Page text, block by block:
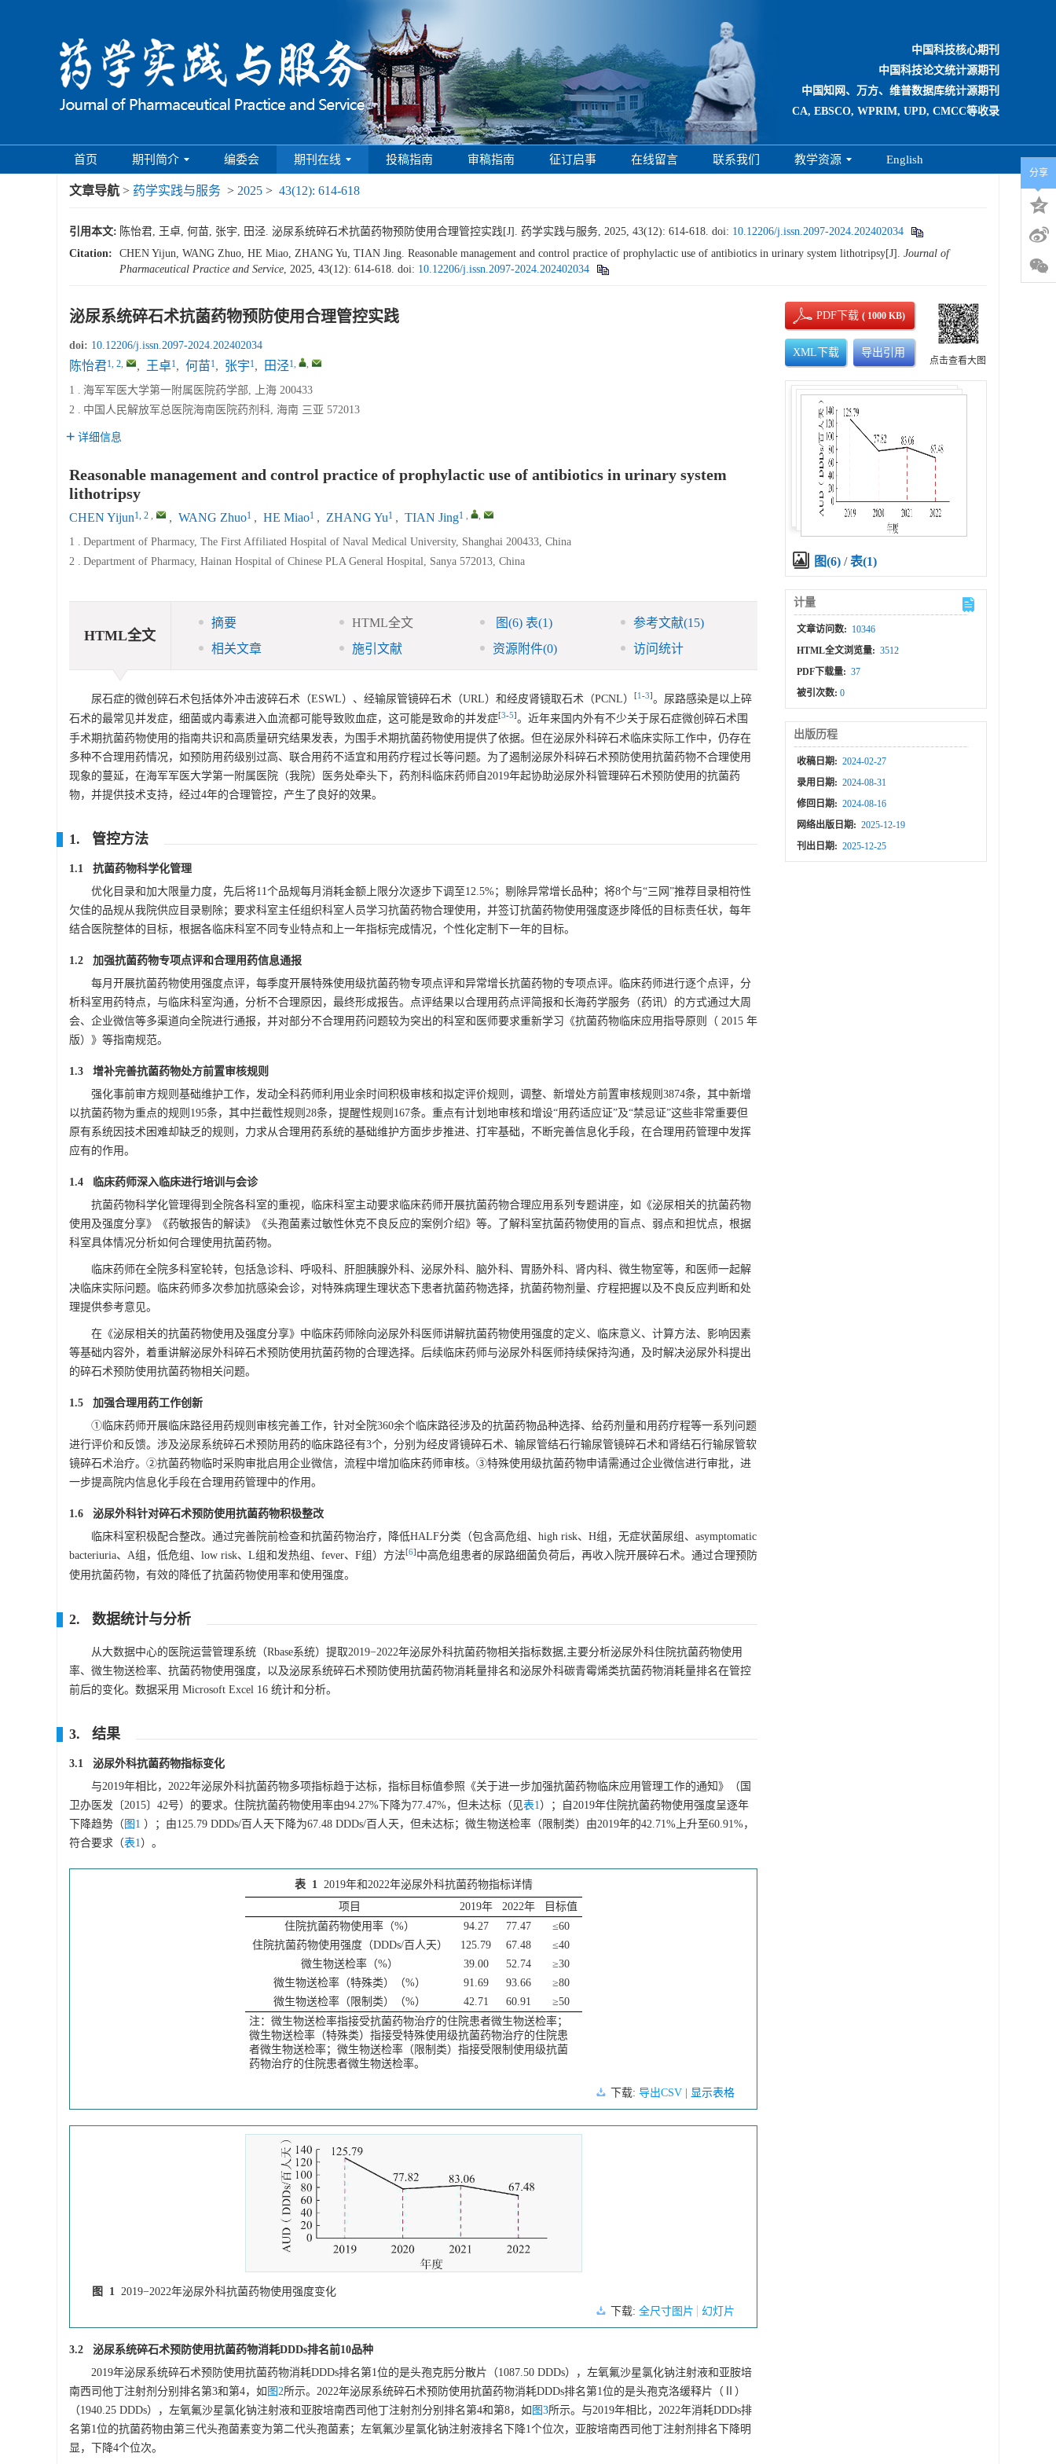
中国科技核心期刊
中国科技论文统计源期刊
中国知网、万方、维普数据库统计源期刊
CA, EBSCO, WPRIM, UPD, CMCC等收录
首页 期刊简介 编委会 期刊在线 投稿指南 审稿指南 征订启事 在线留言 联系我们 教学资源 English
文章导航 > 药学实践与服务 > 2025 > 43(12): 614-618
引用本文: 陈怡君, 王卓, 何苗, 张宇, 田泾. 泌尿系统碎石术抗菌药物预防使用合理管控实践[J]. 药学实践与服务, 2025, 43(12): 614-618. doi: 10.12206/j.issn.2097-2024.202402034
Citation:
CHEN Yijun, WANG Zhuo, HE Miao, ZHANG Yu, TIAN Jing. Reasonable management and control practice of prophylactic use of antibiotics in urinary system lithotripsy[J]. Journal of
Pharmaceutical Practice and Service, 2025, 43(12): 614-618. doi: 10.12206/j.issn.2097-2024.202402034
泌尿系统碎石术抗菌药物预防使用合理管控实践
doi: 10.12206/j.issn.2097-2024.202402034
陈怡君1, 2, , 王卓1, 何苗1, 张宇1, 田泾1, ,
1 . 海军军医大学第一附属医院药学部, 上海 200433
2 . 中国人民解放军总医院海南医院药剂科, 海南 三亚 572013
详细信息
Reasonable management and control practice of prophylactic use of antibiotics in urinary system
lithotripsy
CHEN Yijun1, 2 , , WANG Zhuo1 , HE Miao1 , ZHANG Yu1 , TIAN Jing1 , ,
1 . Department of Pharmacy, The First Affiliated Hospital of Naval Medical University, Shanghai 200433, China
2 . Department of Pharmacy, Hainan Hospital of Chinese PLA General Hospital, Sanya 572013, China
HTML全文
摘要 HTML全文 图(6) 表(1) 参考文献(15)
相关文章
施引文献 资源附件(0) 访问统计
尿石症的微创碎石术包括体外冲击波碎石术（ESWL）、经输尿管镜碎石术（URL）和经皮肾镜取石术（PCNL） [1 -3]。尿路感染是以上碎
石术的最常见并发症，细菌或内毒素进入血流都可能导致败血症，这可能是致命的并发症[3-5]。近年来国内外有不少关于尿石症微创碎石术围
手术期抗菌药物使用的指南共识和高质量研究结果发表，为围手术期抗菌药物使用提供了依据。但在泌尿外科碎石术临床实际工作中，仍存在
多种不合理用药情况，如预防用药级别过高、联合用药不适宜和用药疗程过长等问题。为了遏制泌尿外科碎石术预防使用抗菌药物不合理使用
现象的蔓延，在海军军医大学第一附属医院（我院）医务处牵头下，药剂科临床药师自2019年起协助泌尿外科管理碎石术预防使用的抗菌药
物，并提供技术支持，经过4年的合理管控，产生了良好的效果。
1. 管控方法
1.1 抗菌药物科学化管理
优化目录和加大限量力度，先后将11个品规每月消耗金额上限分次逐步下调至12.5%；剔除异常增长品种；将8个与“三网”推荐目录相符性
欠佳的品规从我院供应目录剔除；要求科室主任组织科室人员学习抗菌药物合理使用，并签订抗菌药物使用强度逐步降低的目标责任状，每年
结合医院整体的目标，根据各临床科室不同专业特点和上一年指标完成情况，个性化定制下一年的目标。
1.2 加强抗菌药物专项点评和合理用药信息通报
每月开展抗菌药物使用强度点评，每季度开展特殊使用级抗菌药物专项点评和异常增长抗菌药物的专项点评。临床药师进行逐个点评，分
析科室用药特点，与临床科室沟通，分析不合理原因，最终形成报告。点评结果以合理用药点评简报和长海药学服务（药讯）的方式通过大周
会、企业微信等多渠道向全院进行通报，并对部分不合理用药问题较为突出的科室和医师要求重新学习《抗菌药物临床应用指导原则（ 2015 年
版）》等指南规范。
1.3 增补完善抗菌药物处方前置审核规则
强化事前审方规则基础维护工作，发动全科药师利用业余时间积极审核和拟定评价规则，调整、新增处方前置审核规则 3874条，其中新增
以抗菌药物为重点的规则195条，其中拦截性规则28条，提醒性规则167条。重点有计划地审核和增设“用药适应证”及“禁忌证”这些非常重要但
原有系统因技术困难却缺乏的规则，力求从合理用药系统的基础维护方面步步推进、打牢基础，不断完善信息化手段，在合理用药管理中发挥
应有的作用。
1.4 临床药师深入临床进行培训与会诊
抗菌药物科学化管理得到全院各科室的重视，临床科室主动要求临床药师开展抗菌药物合理应用系列专题讲座，如《泌尿相关的抗菌药物
使用及强度分享》《药敏报告的解读》《头孢菌素过敏性休克不良反应的案例介绍》等。了解科室抗菌药物使用的盲点、弱点和担忧点，根据
科室具体情况分析如何合理使用抗菌药物。
临床药师在全院多科室轮转，包括急诊科、呼吸科、肝胆胰腺外科、泌尿外科、脑外科、胃肠外科、肾内科、微生物室等，和医师一起解
决临床实际问题。临床药师多次参加抗感染会诊，对特殊病理生理状态下患者抗菌药物选择，抗菌药物剂量、疗程把握以及不良反应判断和处
理提供参考意见。
在《泌尿相关的抗菌药物使用及强度分享》中临床药师除向泌尿外科医师讲解抗菌药物使用强度的定义、临床意义、计算方法、影响因素
等基础内容外，着重讲解泌尿外科碎石术预防使用抗菌药物的合理选择。后续临床药师与泌尿外科医师持续保持沟通，及时解决泌尿外科提出
的碎石术预防使用抗菌药物相关问题。
1.5 加强合理用药工作创新
①临床药师开展临床路径用药规则审核完善工作，针对全院360余个临床路径涉及的抗菌药物品种选择、给药剂量和用药疗程等一系列问题
进行评价和反馈。涉及泌尿系统碎石术预防用药的临床路径有3个，分别为经皮肾镜碎石术、输尿管结石行输尿管镜碎石术和肾结石行输尿管软
镜碎石术治疗。②抗菌药物临时采购审批启用企业微信，流程中增加临床药师审核。③特殊使用级抗菌药物申请需通过企业微信进行审批，进
一步提高院内信息化手段在合理用药管理中的作用。
1.6 泌尿外科针对碎石术预防使用抗菌药物积极整改
临床科室积极配合整改。通过完善院前检查和抗菌药物治疗，降低HALF分类（包含高危组、high risk、H组，无症状菌尿组、asymptomatic
bacteriuria、A组，低危组、low risk、L组和发热组、fever、F组）方法[6] 中高危组患者的尿路细菌负荷后，再收入院开展碎石术。通过合理预防
使用抗菌药物，有效的降低了抗菌药物使用率和使用强度。
2. 数据统计与分析
从大数据中心的医院运营管理系统（Rbase系统）提取2019−2022年泌尿外科抗菌药物相关指标数据,主要分析泌尿外科住院抗菌药物使用
率、微生物送检率、抗菌药物使用强度，以及泌尿系统碎石术预防使用抗菌药物消耗量排名和泌尿外科碳青霉烯类抗菌药物消耗量排名在管控
前后的变化。数据采用 Microsoft Excel 16 统计和分析。
3. 结果
3.1 泌尿外科抗菌药物指标变化
与2019年相比，2022年泌尿外科抗菌药物多项指标趋于达标，指标目标值参照《关于进一步加强抗菌药物临床应用管理工作的通知》（国
卫办医发〔2015〕42号）的要求。住院抗菌药物使用率由94.27%下降为77.47%，但未达标（见表1）；自2019年住院抗菌药物使用强度呈逐年
下降趋势（ 图1 ）；由125.79 DDDs/百人天下降为67.48 DDDs/百人天，但未达标；微生物送检率（限制类）由2019年的42.71%上升至60.91%，
符合要求（表1）。
表 1 2019年和2022年泌尿外科抗菌药物指标详情
项目
2019年 2022年
目标值
住院抗菌药物使用率（%）
94.27 77.47
≤60
住院抗菌药物使用强度（DDDs/百人天）
125.79 67.48
≤40
微生物送检率（%）
39.00 52.74
≥30
微生物送检率（特殊类）（%）
91.69 93.66
≥80
微生物送检率（限制类）（%）
42.71 60.91
≥50
注：微生物送检率指接受抗菌药物治疗的住院患者微生物送检率；
微生物送检率（特殊类）指接受特殊使用级抗菌药物治疗的住院患
者微生物送检率；微生物送检率（限制类）指接受限制使用级抗菌
药物治疗的住院患者微生物送检率。
下载: 导出CSV | 显示表格
图 1 2019−2022年泌尿外科抗菌药物使用强度变化
下载: 全尺寸图片 幻灯片
3.2 泌尿系统碎石术预防使用抗菌药物消耗DDDs排名前10品种
2019年泌尿系统碎石术预防使用抗菌药物消耗DDDs排名第1位的是头孢克肟分散片（1087.50 DDDs），左氧氟沙星氯化钠注射液和亚胺培
南西司他丁注射剂分别排名第3和第4，如 图2所示。2022年泌尿系统碎石术预防使用抗菌药物消耗DDDs排名第1位的是头孢克洛缓释片（Ⅱ）
（1940.25 DDDs），左氧氟沙星氯化钠注射液和亚胺培南西司他丁注射剂分别排名第4和第8，如 图3所示。与2019年相比，2022年消耗DDDs排
名第1位的抗菌药物由第三代头孢菌素变为第二代头孢菌素；左氧氟沙星氯化钠注射液排名下降1个位次，亚胺培南西司他丁注射剂排名下降明
显，下降4个位次。
PDF下载( 1000 KB)
XML下载 导出引用
点击查看大图
图(6) /表(1)
计量
文章访问数: 10346
HTML全文浏览量: 3512
PDF下载量: 37
被引次数:0
出版历程
收稿日期: 2024-02-27
录用日期: 2024-08-31
修回日期: 2024-08-16
网络出版日期: 2025-12-19
刊出日期: 2025-12-25
分享